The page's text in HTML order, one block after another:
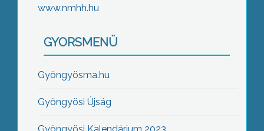
www.nmhh.hu
GYORSMENÜ
Gyöngyösma.hu
Gyöngyösi Újság